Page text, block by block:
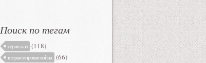
Поиск по тегам
серия жзл (118)
вторая мировая война (66)